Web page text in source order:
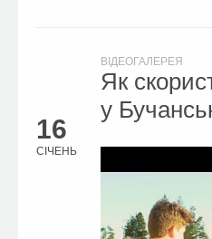
16
СІЧЕНЬ
ВІДЕОГАЛЕРЕЯ
Як
у